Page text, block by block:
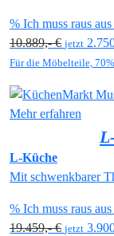
% Ich muss raus
10.889,- € jetzt
Für die Möbelteile,
Mehr erfahren
L-Küche
Mit schwenkbarer
% Ich muss raus
19.459,- € jetzt